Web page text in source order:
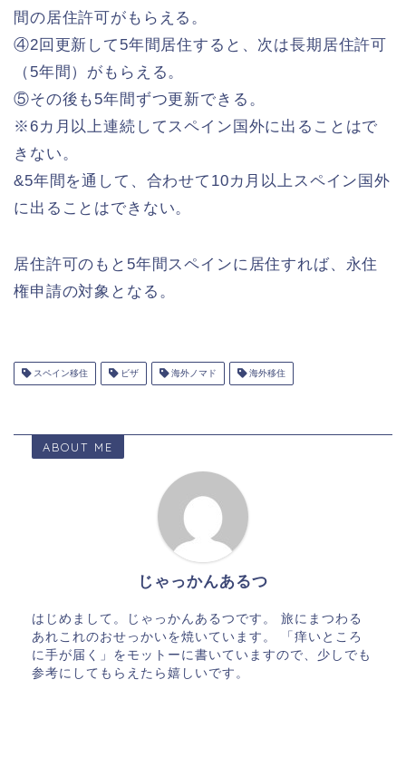
間の居住許可がもらえる。
④2回更新して5年間居住すると、次は長期居住許可
（5年間）がもらえる。
⑤その後も5年間ずつ更新できる。
※6カ月以上連続してスペイン国外に出ることはで
きない。
&5年間を通して、合わせて10カ月以上スペイン国外
に出ることはできない。
居住許可のもと5年間スペインに居住すれば、永住
権申請の対象となる。
スペイン移住 ビザ 海外ノマド 海外移住
ABOUT ME
じゃっかんあるつ
はじめまして。じゃっかんあるつです。 旅にまつわる
あれこれのおせっかいを焼いています。 「痒いところ
に手が届く」をモットーに書いていますので、少しでも
参考にしてもらえたら嬉しいです。